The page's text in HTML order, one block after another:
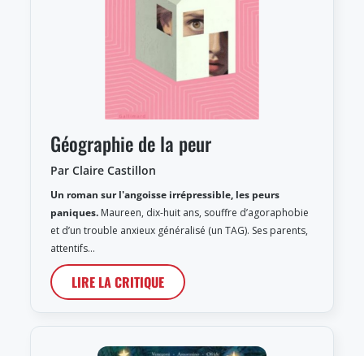
Géographie de la peur
Par Claire Castillon
Un roman sur l'angoisse irrépressible, les peurs
paniques. Maureen, dix-huit ans, souffre d’agoraphobie
et d’un trouble anxieux généralisé (un TAG). Ses parents,
attentifs…
LIRE LA CRITIQUE